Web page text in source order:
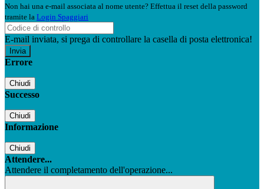
Non hai una e-mail associata al nome utente? Effettua il reset della password
tramite la Login Spaggiari
E-mail inviata, si prega di controllare la casella di posta elettronica!
Errore
Chiudi
Successo
Chiudi
Informazione
Chiudi
Attendere...
Attendere il completamento dell'operazione...